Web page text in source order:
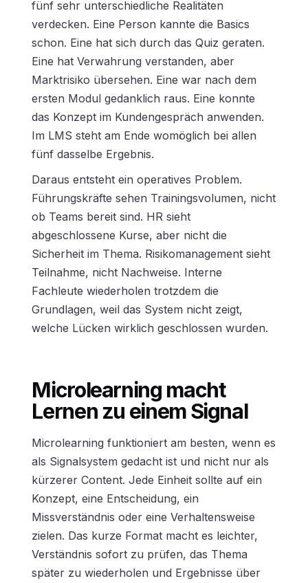
fünf sehr unterschiedliche Realitäten
verdecken. Eine Person kannte die Basics
schon. Eine hat sich durch das Quiz geraten.
Eine hat Verwahrung verstanden, aber
Marktrisiko übersehen. Eine war nach dem
ersten Modul gedanklich raus. Eine konnte
das Konzept im Kundengespräch anwenden.
Im LMS steht am Ende womöglich bei allen
fünf dasselbe Ergebnis.
Daraus entsteht ein operatives Problem.
Führungskräfte sehen Trainingsvolumen, nicht
ob Teams bereit sind. HR sieht
abgeschlossene Kurse, aber nicht die
Sicherheit im Thema. Risikomanagement sieht
Teilnahme, nicht Nachweise. Interne
Fachleute wiederholen trotzdem die
Grundlagen, weil das System nicht zeigt,
welche Lücken wirklich geschlossen wurden.
Microlearning macht
Lernen zu einem Signal
Microlearning funktioniert am besten, wenn es
als Signalsystem gedacht ist und nicht nur als
kürzerer Content. Jede Einheit sollte auf ein
Konzept, eine Entscheidung, ein
Missverständnis oder eine Verhaltensweise
zielen. Das kurze Format macht es leichter,
Verständnis sofort zu prüfen, das Thema
später zu wiederholen und Ergebnisse über